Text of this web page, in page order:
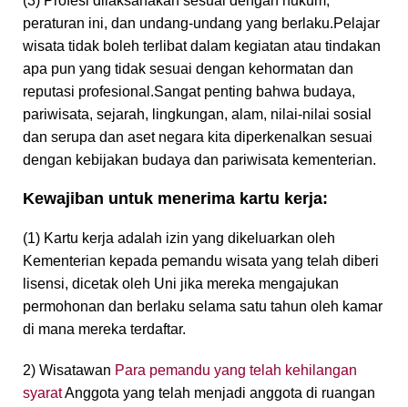
peraturan ini, dan undang-undang yang berlaku.Pelajar
wisata tidak boleh terlibat dalam kegiatan atau tindakan
apa pun yang tidak sesuai dengan kehormatan dan
reputasi profesional.Sangat penting bahwa budaya,
pariwisata, sejarah, lingkungan, alam, nilai-nilai sosial
dan serupa dan aset negara kita diperkenalkan sesuai
dengan kebijakan budaya dan pariwisata kementerian.
Kewajiban untuk menerima kartu kerja:
(1) Kartu kerja adalah izin yang dikeluarkan oleh
Kementerian kepada pemandu wisata yang telah diberi
lisensi, dicetak oleh Uni jika mereka mengajukan
permohonan dan berlaku selama satu tahun oleh kamar
di mana mereka terdaftar.
2) Wisatawan Para pemandu yang telah kehilangan
syaratAnggota yang telah menjadi anggota di ruangan